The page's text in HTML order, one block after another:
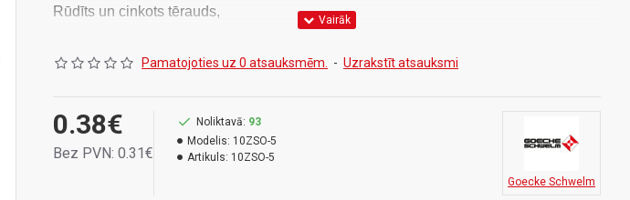
Rūdīts un cinkots tērauds,
Pamatojoties uz 0 atsauksmēm. - Uzrakstīt atsauksmi
0.38€
Bez PVN: 0.31€
Noliktavā: 93
Modelis: 10ZSO-5
Artikuls: 10ZSO-5
Goecke Schwelm